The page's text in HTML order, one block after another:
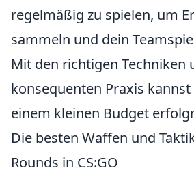
regelmäßig zu spielen, um
sammeln und dein
Mit den richtigen Techniken
konsequenten Praxis
einem kleinen Budget
Die besten Waffen und
Rounds in CS:GO